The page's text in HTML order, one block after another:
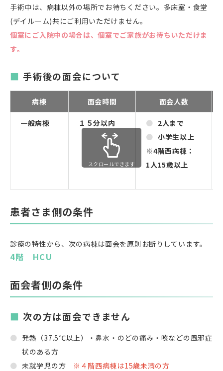
手術中は、病棟以外の場所でお待ちください。 多床室・食堂
(デイルーム)共にご利用いただけません。
個室にご入院中の場合は、個室でご家族がお待ちいただけま
す。
手術後の面会について
病棟 面会時間 面会人数
一般病棟 １５分以内
2人まで
小学生以上
※4階西病棟：
1人15歳以上
スクロールできます
患者さま側の条件
診療の特性から、次の病棟は面会を原則お断りしています。
4階 HCU
面会者側の条件
次の方は面会できません
発熱（37.5℃以上）・鼻水・のどの痛み・咳などの風邪症
状のある方
未就学児の方
※４階西病棟は15歳未満の方